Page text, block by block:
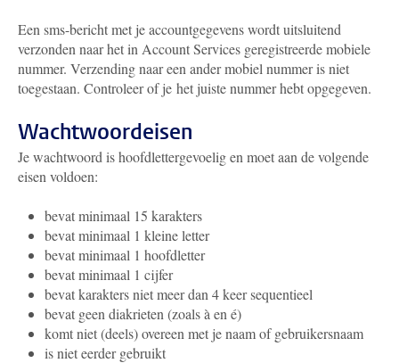
Een sms-bericht met je accountgegevens wordt uitsluitend
verzonden naar het in Account Services geregistreerde mobiele
nummer. Verzending naar een ander mobiel nummer is niet
toegestaan. Controleer of je het juiste nummer hebt opgegeven.
Wachtwoordeisen
Je wachtwoord is hoofdlettergevoelig en moet aan de volgende
eisen voldoen:
bevat minimaal 15 karakters
bevat minimaal 1 kleine letter
bevat minimaal 1 hoofdletter
bevat minimaal 1 cijfer
bevat karakters niet meer dan 4 keer sequentieel
bevat geen diakrieten (zoals à en é)
komt niet (deels) overeen met je naam of gebruikersnaam
is niet eerder gebruikt